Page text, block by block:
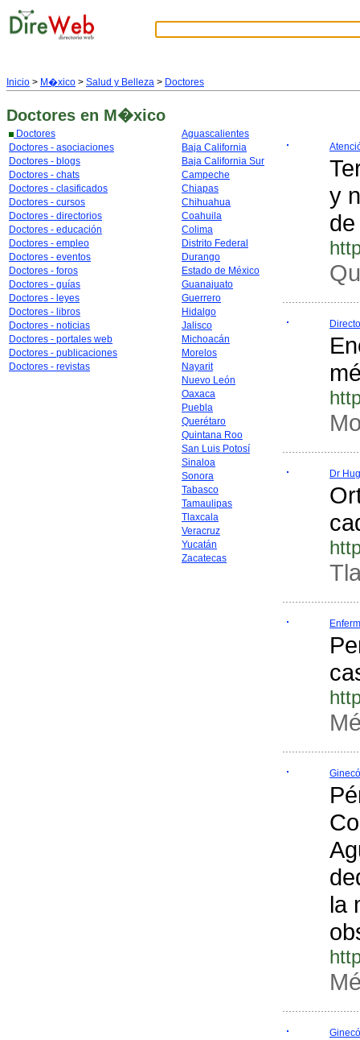
Inicio > M�xico > Salud y Belleza > Doctores
Doctores en M�xico
Doctores
Doctores - asociaciones
Doctores - blogs
Doctores - chats
Doctores - clasificados
Doctores - cursos
Doctores - directorios
Doctores - educación
Doctores - empleo
Doctores - eventos
Doctores - foros
Doctores - guías
Doctores - leyes
Doctores - libros
Doctores - noticias
Doctores - portales web
Doctores - publicaciones
Doctores - revistas
Aguascalientes
Baja California
Baja California Sur
Campeche
Chiapas
Chihuahua
Coahuila
Colima
Distrito Federal
Durango
Estado de México
Guanajuato
Guerrero
Hidalgo
Jalisco
Michoacán
Morelos
Nayarit
Nuevo León
Oaxaca
Puebla
Querétaro
Quintana Roo
San Luis Potosí
Sinaloa
Sonora
Tabasco
Tamaulipas
Tlaxcala
Veracruz
Yucatán
Zacatecas
y
Dr
la